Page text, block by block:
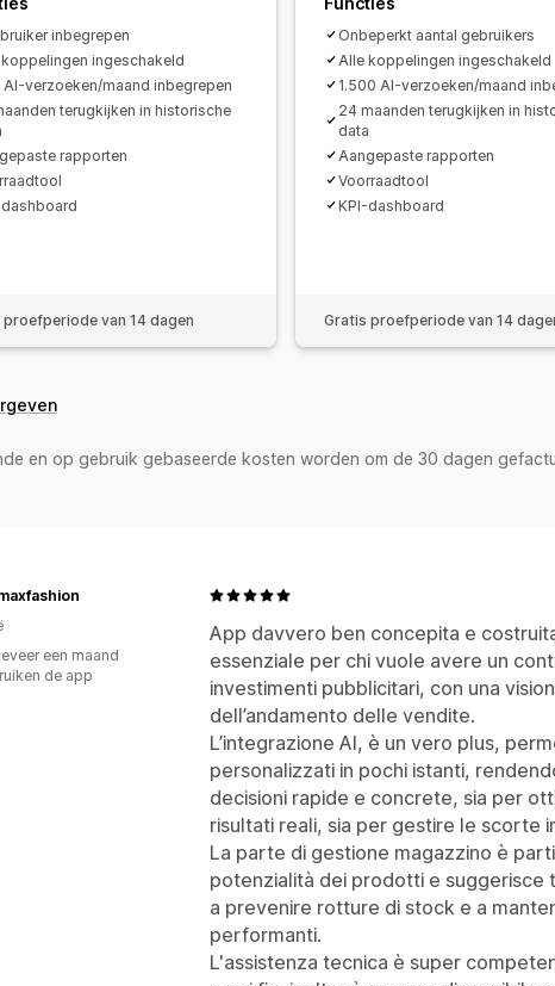
Kosten per acquisitie Dashboards
Aantal impressies Verkeersbron
inbegrepen
ingeschakeld
AI-verzoeken/maand inbegrepen
terugkijken in historische
rapporten
proefperiode van 14 dagen
Onbeperkt aantal gebruikers
Alle koppelingen ingeschakeld
1.500 AI-verzoeken/maand
24 maanden terugkijken in
data
Aangepaste rapporten
Voorraadtool
KPI-dashboard
Gratis proefperiode van 14
en op gebruik gebaseerde kosten worden om de 30 dagen
App davvero ben concepita e
essenziale per chi vuole avere un
investimenti pubblicitari, con una
dell’andamento delle vendite.
L’integrazione AI, è un vero plus,
personalizzati in pochi istanti,
decisioni rapide e concrete, sia per
risultati reali, sia per gestire le scorte
La parte di gestione magazzino è
potenzialità dei prodotti e suggerisce
a prevenire rotture di stock e a
performanti.
L'assistenza tecnica è super
een maand
de app